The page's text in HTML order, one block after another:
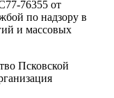
76355 от
по надзору в
и массовых
Псковской